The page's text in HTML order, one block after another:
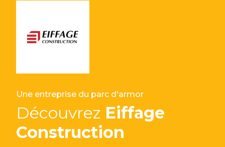
Une entreprise du parc d'armor
Découvrez Eiffage
Construction